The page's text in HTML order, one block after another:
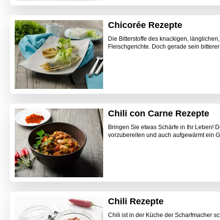
Chicorée Rezepte
Die Bitterstoffe des knackigen,
Fleischgerichte. Doch gerade sein
Chili con Carne Rezepte
Bringen Sie etwas Schärfe in Ihr Leben!
vorzubereiten und auch aufgewärmt ein
Chili Rezepte
Chili ist in der Küche der Scharfmacher